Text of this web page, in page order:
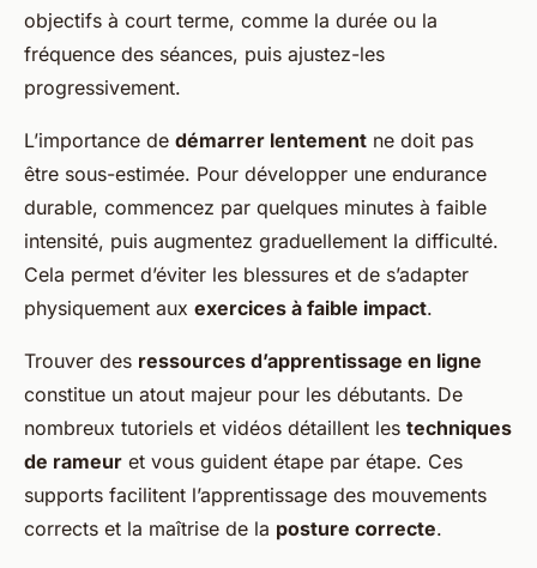
objectifs à court terme, comme la durée ou la
fréquence des séances, puis ajustez-les
progressivement.
L’importance de démarrer lentement ne doit pas
être sous-estimée. Pour développer une endurance
durable, commencez par quelques minutes à faible
intensité, puis augmentez graduellement la difficulté.
Cela permet d’éviter les blessures et de s’adapter
physiquement aux exercices à faible impact.
Trouver des ressources d’apprentissage en ligne
constitue un atout majeur pour les débutants. De
nombreux tutoriels et vidéos détaillent les techniques
de rameur et vous guident étape par étape. Ces
supports facilitent l’apprentissage des mouvements
corrects et la maîtrise de la posture correcte.